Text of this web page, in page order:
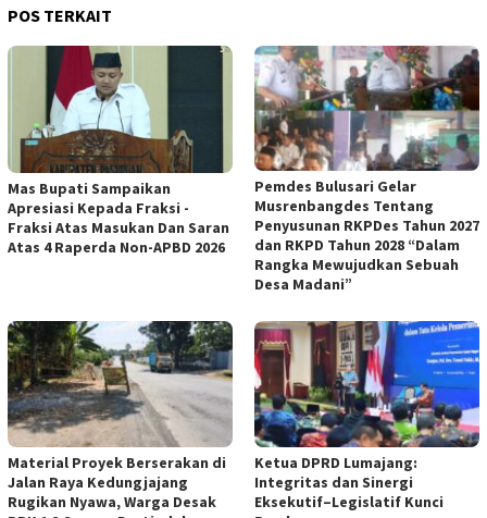
POS TERKAIT
Mas Bupati Sampaikan
Apresiasi Kepada Fraksi -
Fraksi Atas Masukan Dan Saran
Atas 4 Raperda Non-APBD 2026
Pemdes Bulusari Gelar
Musrenbangdes Tentang
Penyusunan RKPDes Tahun 2027
dan RKPD Tahun 2028 “Dalam
Rangka Mewujudkan Sebuah
Desa Madani”
Material Proyek Berserakan di
Jalan Raya Kedungjajang
Rugikan Nyawa, Warga Desak
Ketua DPRD Lumajang:
Integritas dan Sinergi
Eksekutif–Legislatif Kunci